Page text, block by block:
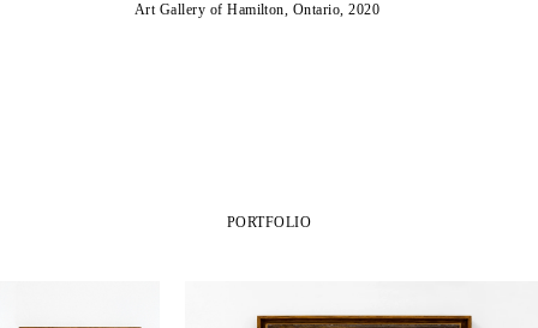
Art Gallery of Hamilton, Ontario, 2020
PORTFOLIO